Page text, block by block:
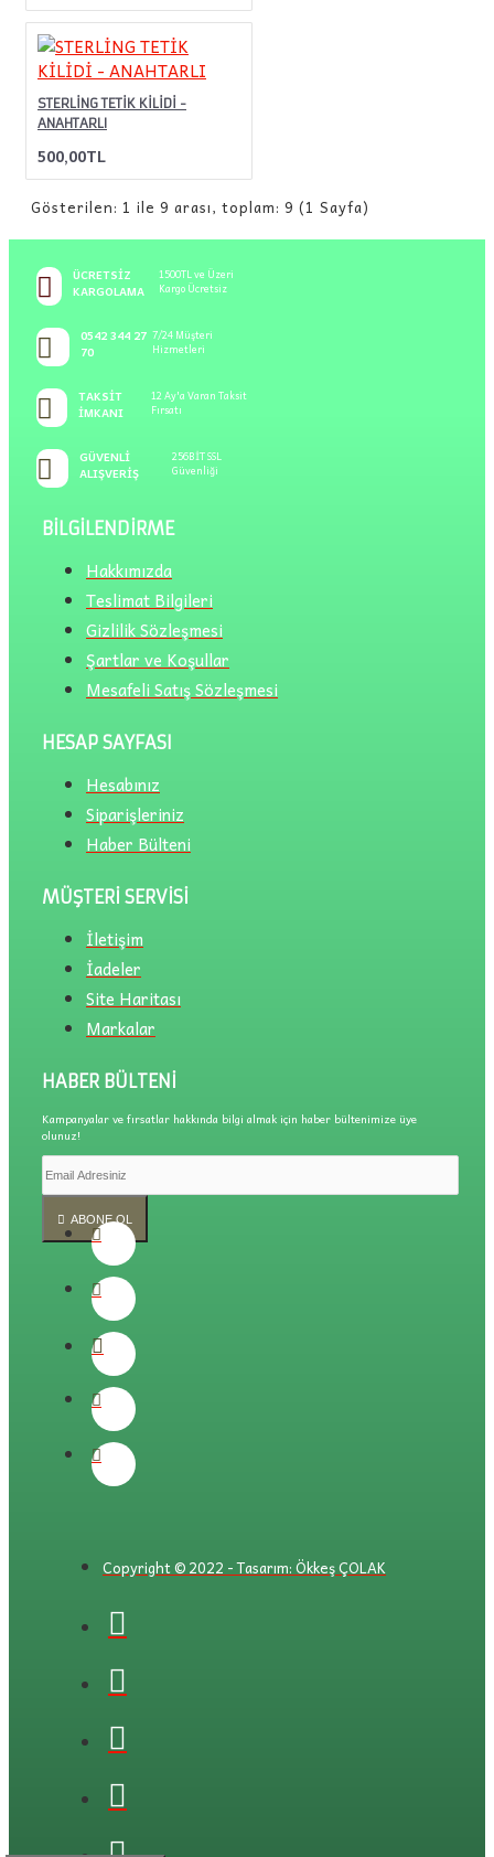
STERLİNG TETİK KİLİDİ -
ANAHTARLI
500,00TL
Gösterilen: 1 ile 9 arası, toplam: 9 (1 Sayfa)
ÜCRETSIZ
KARGOLAMA
1500TL ve Üzeri
Kargo Ücretsiz
0542 344 27
70
7/24 Müşteri
Hizmetleri
TAKSIT
İMKANI
12 Ay'a Varan Taksit
Fırsatı
GÜVENLI
ALIŞVERIŞ
256BİT SSL
Güvenliği
BILGILENDIRME
Hakkımızda
Teslimat Bilgileri
Gizlilik Sözleşmesi
Şartlar ve Koşullar
Mesafeli Satış Sözleşmesi
HESAP SAYFASI
Hesabınız
Siparişleriniz
Haber Bülteni
MÜŞTERI SERVISI
İletişim
İadeler
Site Haritası
Markalar
HABER BÜLTENI
Kampanyalar ve fırsatlar hakkında bilgi almak için haber bültenimize üye
olunuz!
ABONE OL
Copyright © 2022 - Tasarım: Ökkeş ÇOLAK